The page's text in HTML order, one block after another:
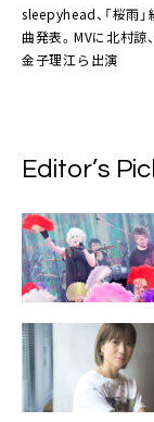
sleepyhead、「桜雨
曲発表。MVに北村諒
金子理江ら出演
Editor’s